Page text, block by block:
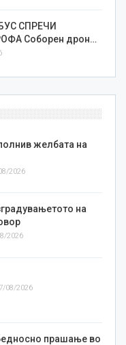
СПРЕЧИ
Соборен дрон…
желбата на
2026
на
2026
08/2026
прашање во